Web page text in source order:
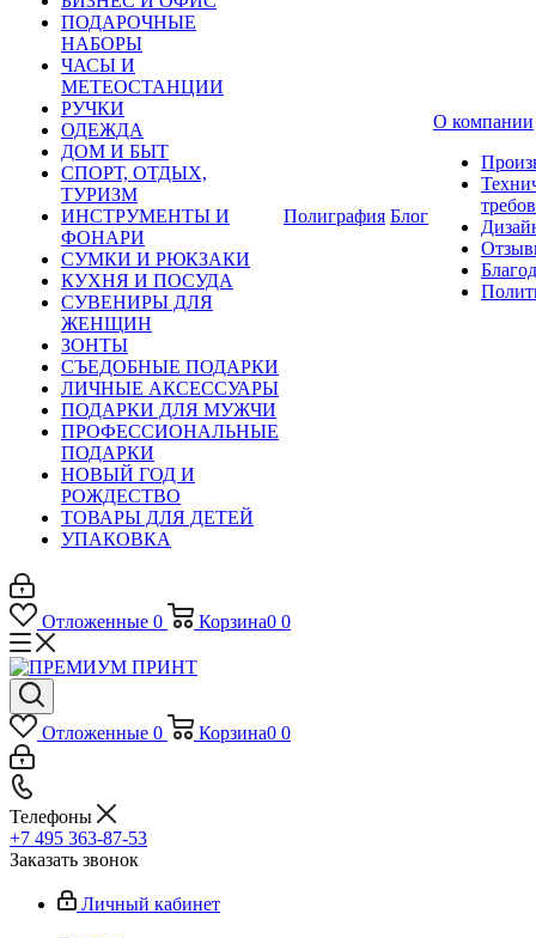
ПОДАРОЧНЫЕ
НАБОРЫ
ЧАСЫ И
МЕТЕОСТАНЦИИ
РУЧКИ
ОДЕЖДА
ДОМ И БЫТ
СПОРТ, ОТДЫХ,
ТУРИЗМ
ИНСТРУМЕНТЫ И
ФОНАРИ
СУМКИ И РЮКЗАКИ
КУХНЯ И ПОСУДА
СУВЕНИРЫ ДЛЯ
ЖЕНЩИН
ЗОНТЫ
СЪЕДОБНЫЕ ПОДАРКИ
ЛИЧНЫЕ АКСЕССУАРЫ
ПОДАРКИ ДЛЯ МУЖЧИ
ПРОФЕССИОНАЛЬНЫЕ
ПОДАРКИ
НОВЫЙ ГОД И
РОЖДЕСТВО
ТОВАРЫ ДЛЯ ДЕТЕЙ
УПАКОВКА
Полиграфия Блог
О компании
Отложенные 0 Корзина0 0
Отложенные 0 Корзина0 0
Телефоны
+7 495 363-87-53
Заказать звонок
Личный кабинет